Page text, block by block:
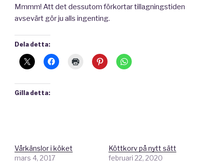
Mmmm! Att det dessutom förkortar tillagningstiden
avsevärt gör ju alls ingenting.
Dela detta:
Gilla detta:
Vårkänslor i köket
mars 4, 2017
Köttkorv på nytt sätt
februari 22, 2020